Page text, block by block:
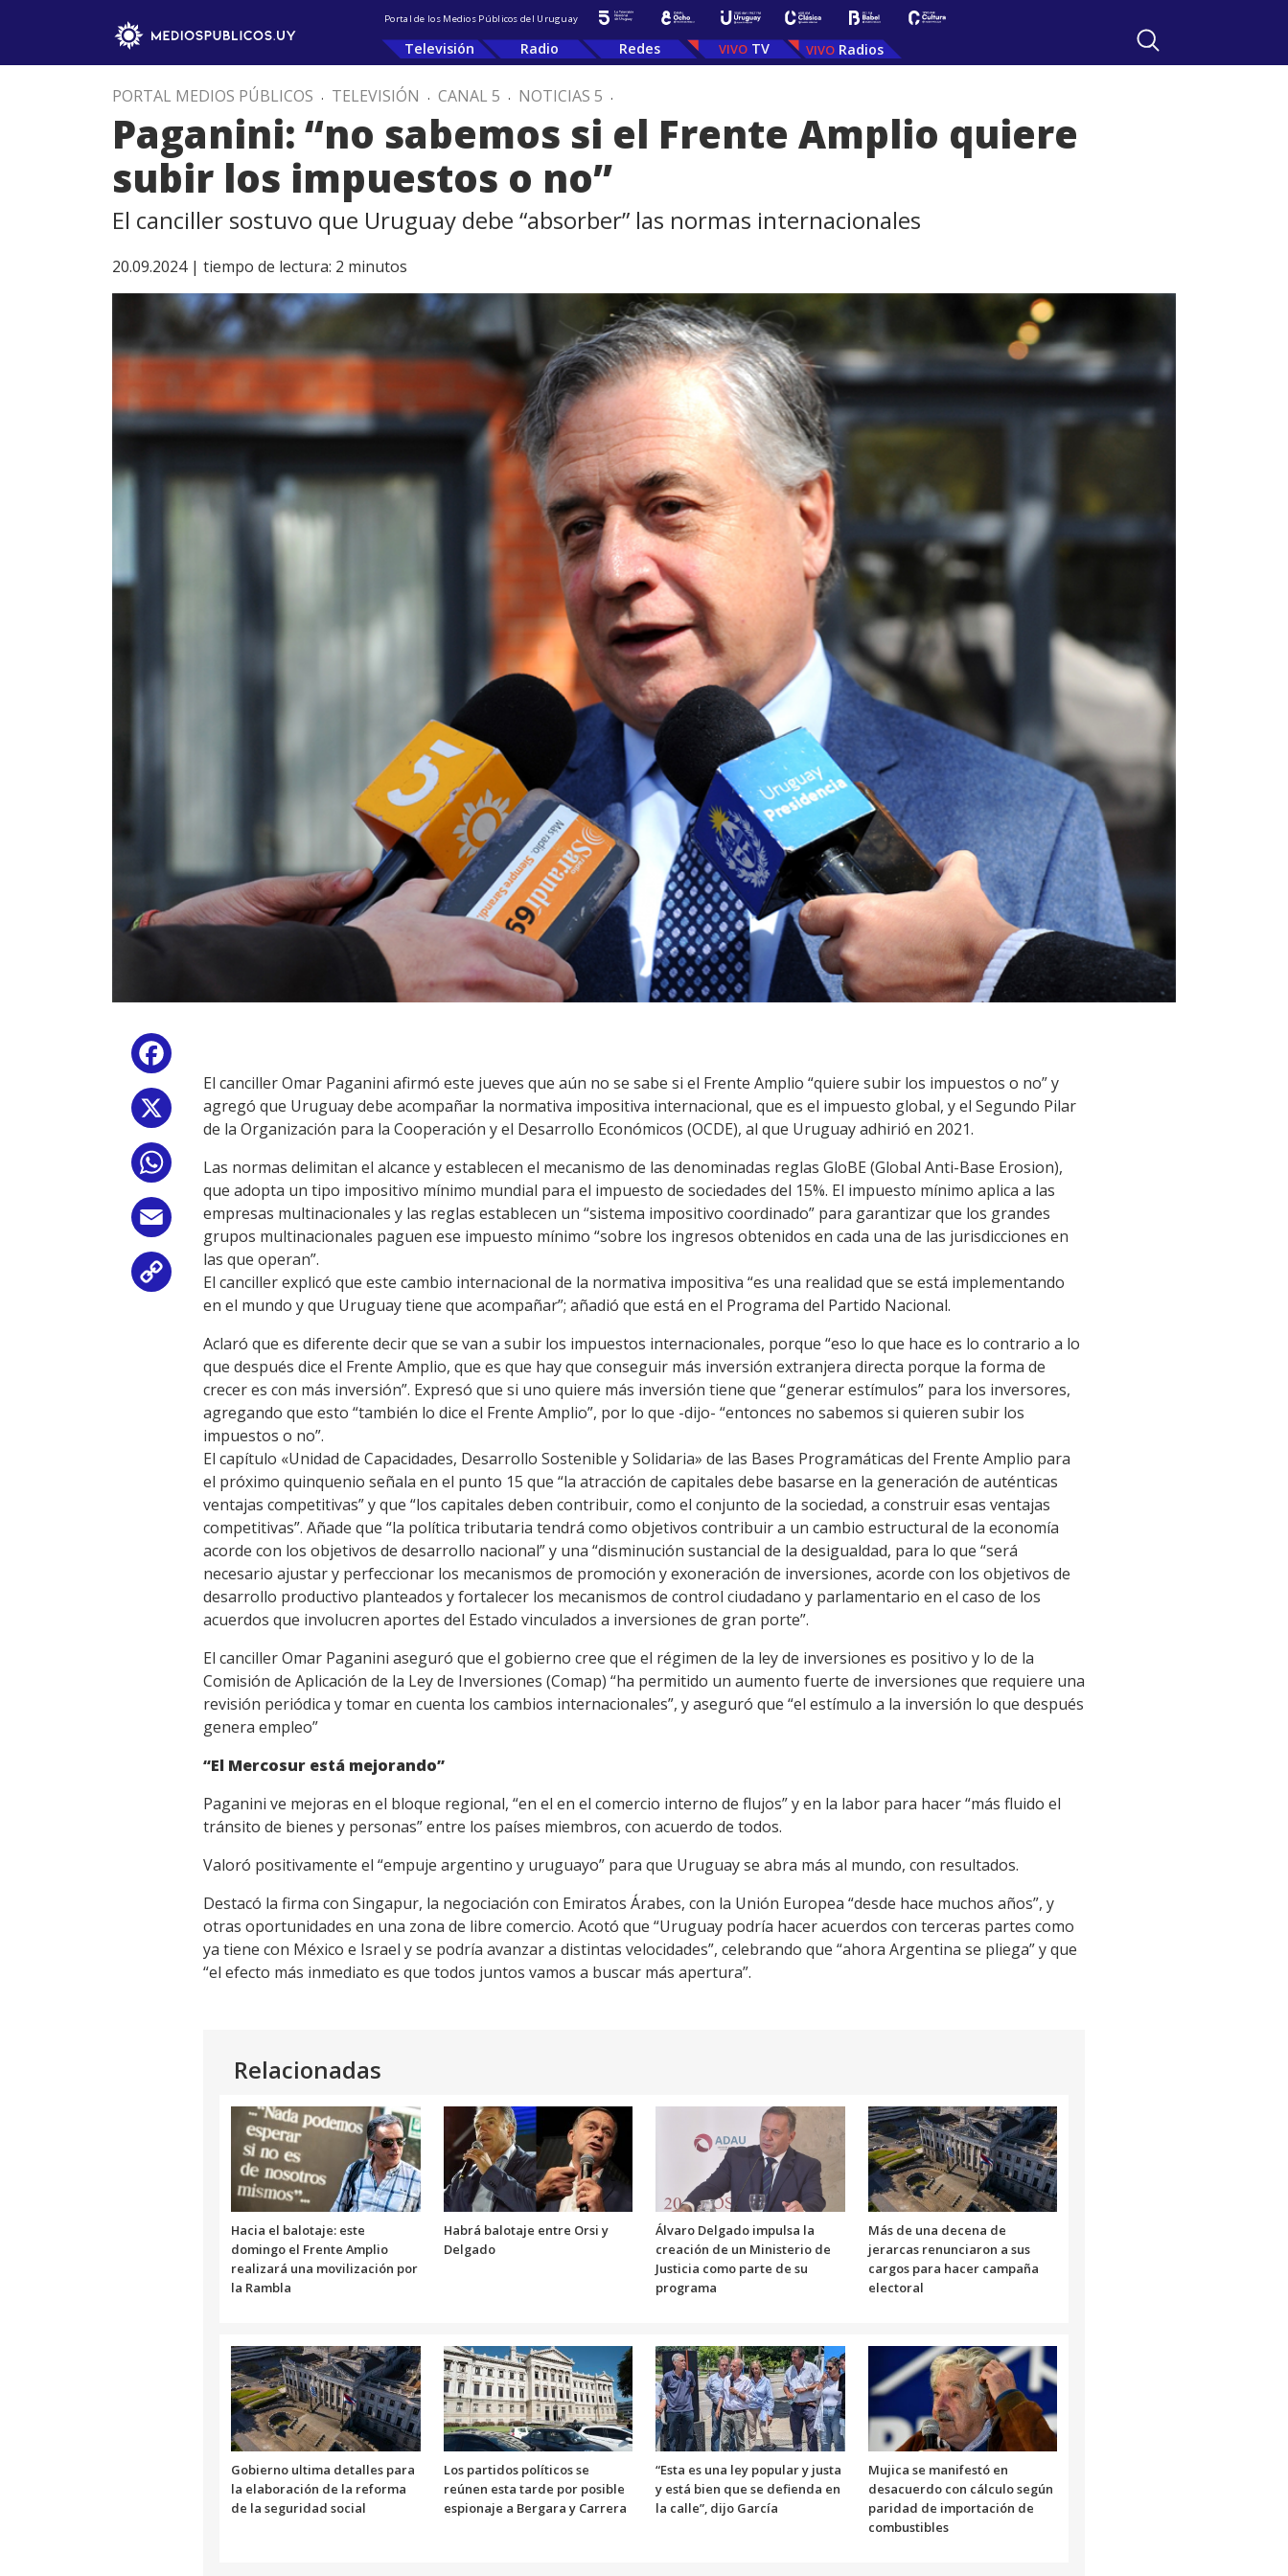
Portal de los Medios Públicos del Uruguay
Televisión Radio Redes TV Radios
PORTAL MEDIOS PÚBLICOS . TELEVISIÓN . CANAL 5 . NOTICIAS 5 .
Paganini: “no sabemos si el Frente Amplio quiere
subir los impuestos o no”
El canciller sostuvo que Uruguay debe “absorber” las normas internacionales
20.09.2024 | tiempo de lectura: 2 minutos
WhatsApp
Email
Copy
Link
El canciller Omar Paganini afirmó este jueves que aún no se sabe si el Frente Amplio “quiere subir los impuestos o no” y
agregó que Uruguay debe acompañar la normativa impositiva internacional, que es el impuesto global, y el Segundo Pilar
de la Organización para la Cooperación y el Desarrollo Económicos (OCDE), al que Uruguay adhirió en 2021.
Las normas delimitan el alcance y establecen el mecanismo de las denominadas reglas GloBE (Global Anti-Base Erosion),
que adopta un tipo impositivo mínimo mundial para el impuesto de sociedades del 15%. El impuesto mínimo aplica a las
empresas multinacionales y las reglas establecen un “sistema impositivo coordinado” para garantizar que los grandes
grupos multinacionales paguen ese impuesto mínimo “sobre los ingresos obtenidos en cada una de las jurisdicciones en
las que operan”.
El canciller explicó que este cambio internacional de la normativa impositiva “es una realidad que se está implementando
en el mundo y que Uruguay tiene que acompañar”; añadió que está en el Programa del Partido Nacional.
Aclaró que es diferente decir que se van a subir los impuestos internacionales, porque “eso lo que hace es lo contrario a lo
que después dice el Frente Amplio, que es que hay que conseguir más inversión extranjera directa porque la forma de
crecer es con más inversión”. Expresó que si uno quiere más inversión tiene que “generar estímulos” para los inversores,
agregando que esto “también lo dice el Frente Amplio”, por lo que -dijo- “entonces no sabemos si quieren subir los
impuestos o no”.
El capítulo «Unidad de Capacidades, Desarrollo Sostenible y Solidaria» de las Bases Programáticas del Frente Amplio para
el próximo quinquenio señala en el punto 15 que “la atracción de capitales debe basarse en la generación de auténticas
ventajas competitivas” y que “los capitales deben contribuir, como el conjunto de la sociedad, a construir esas ventajas
competitivas”. Añade que “la política tributaria tendrá como objetivos contribuir a un cambio estructural de la economía
acorde con los objetivos de desarrollo nacional” y una “disminución sustancial de la desigualdad, para lo que “será
necesario ajustar y perfeccionar los mecanismos de promoción y exoneración de inversiones, acorde con los objetivos de
desarrollo productivo planteados y fortalecer los mecanismos de control ciudadano y parlamentario en el caso de los
acuerdos que involucren aportes del Estado vinculados a inversiones de gran porte”.
El canciller Omar Paganini aseguró que el gobierno cree que el régimen de la ley de inversiones es positivo y lo de la
Comisión de Aplicación de la Ley de Inversiones (Comap) “ha permitido un aumento fuerte de inversiones que requiere una
revisión periódica y tomar en cuenta los cambios internacionales”, y aseguró que “el estímulo a la inversión lo que después
genera empleo”
“El Mercosur está mejorando”
Paganini ve mejoras en el bloque regional, “en el en el comercio interno de flujos” y en la labor para hacer “más fluido el
tránsito de bienes y personas” entre los países miembros, con acuerdo de todos.
Valoró positivamente el “empuje argentino y uruguayo” para que Uruguay se abra más al mundo, con resultados.
Destacó la firma con Singapur, la negociación con Emiratos Árabes, con la Unión Europea “desde hace muchos años”, y
otras oportunidades en una zona de libre comercio. Acotó que “Uruguay podría hacer acuerdos con terceras partes como
ya tiene con México e Israel y se podría avanzar a distintas velocidades”, celebrando que “ahora Argentina se pliega” y que
“el efecto más inmediato es que todos juntos vamos a buscar más apertura”.
Relacionadas
Hacia el balotaje: este
domingo el Frente Amplio
realizará una movilización por
la Rambla
Habrá balotaje entre Orsi y
Delgado
Álvaro Delgado impulsa la
creación de un Ministerio de
Justicia como parte de su
programa
Más de una decena de
jerarcas renunciaron a sus
cargos para hacer campaña
electoral
Gobierno ultima detalles para
la elaboración de la reforma
de la seguridad social
Los partidos políticos se
reúnen esta tarde por posible
espionaje a Bergara y Carrera
“Esta es una ley popular y justa
y está bien que se defienda en
la calle”, dijo García
Mujica se manifestó en
desacuerdo con cálculo según
paridad de importación de
combustibles